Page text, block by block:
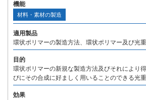
機能
材料・素材の製造
適用製品
環状ポリマーの製造方法、環状ポリマー及び光
目的
環状ポリマーの新規な製造方法及びそれにより
びにその合成に好ましく用いることのできる光
効果